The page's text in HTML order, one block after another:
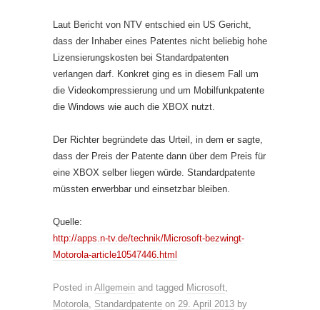
Laut Bericht von NTV entschied ein US Gericht,
dass der Inhaber eines Patentes nicht beliebig hohe
Lizensierungskosten bei Standardpatenten
verlangen darf. Konkret ging es in diesem Fall um
die Videokompressierung und um Mobilfunkpatente
die Windows wie auch die XBOX nutzt.
Der Richter begründete das Urteil, in dem er sagte,
dass der Preis der Patente dann über dem Preis für
eine XBOX selber liegen würde. Standardpatente
müssten erwerbbar und einsetzbar bleiben.
Quelle:
http://apps.n-tv.de/technik/Microsoft-bezwingt-
Motorola-article10547446.html
Posted in Allgemein and tagged Microsoft,
Motorola, Standardpatente on 29. April 2013 by